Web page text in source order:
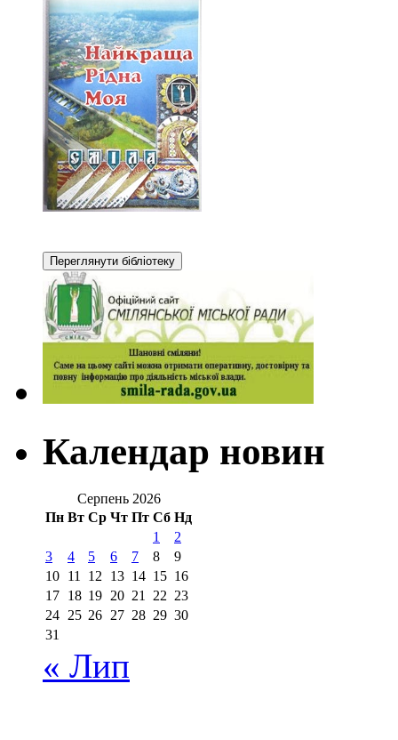
Календар новин
Серпень 2026
Пн Вт Ср Чт Пт Сб Нд
1
2
3
4 5 6 7 8
9
10 11 12 13 14 15 16
17 18 19 20 21 22 23
24 25 26 27 28 29 30
31
« Лип